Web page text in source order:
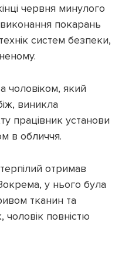
червня минулого
виконання покарань
систем безпеки,
чоловіком, який
виникла
працівник установи
в обличчя.
отримав
у нього була
тканин та
повністю